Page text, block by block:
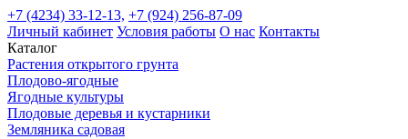
+7 (4234) 33-12-13, +7 (924) 256-87-09
Личный кабинет Условия работы О нас Контакты
Каталог
Растения открытого грунта
Плодово-ягодные
Ягодные культуры
Плодовые деревья и кустарники
Земляника садовая